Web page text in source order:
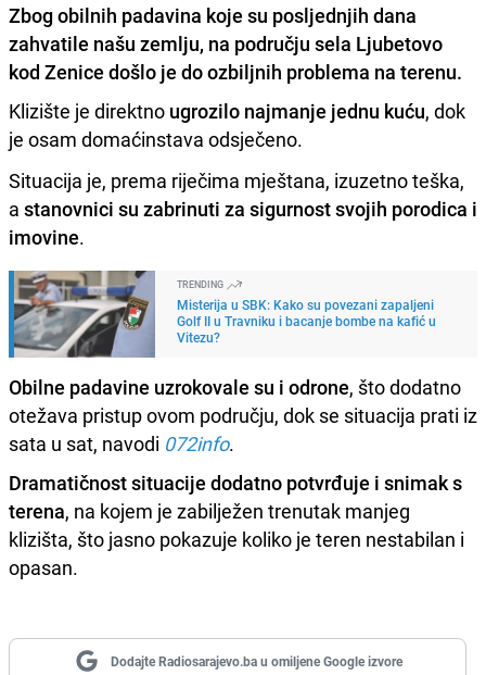
Zbog obilnih padavina koje su posljednjih dana
zahvatile našu zemlju, na području sela Ljubetovo
kod Zenice došlo je do ozbiljnih problema na terenu.
Klizište je direktno ugrozilo najmanje jednu kuću, dok
je osam domaćinstava odsječeno.
Situacija je, prema riječima mještana, izuzetno teška,
a stanovnici su zabrinuti za sigurnost svojih porodica i
imovine.
TRENDING
Misterija u SBK: Kako su povezani zapaljeni
Golf II u Travniku i bacanje bombe na kafić u
Vitezu?
Obilne padavine uzrokovale su i odrone, što dodatno
otežava pristup ovom području, dok se situacija prati iz
sata u sat, navodi 072info.
Dramatičnost situacije dodatno potvrđuje i snimak s
terena, na kojem je zabilježen trenutak manjeg
klizišta, što jasno pokazuje koliko je teren nestabilan i
opasan.
Dodajte Radiosarajevo.ba u omiljene Google izvore